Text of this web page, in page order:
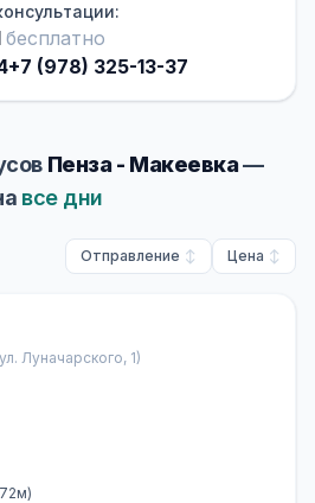
бесплатно
+7 (978) 325-13-37
Пенза - Макеевка—
все дни
Отправление Цена
Луначарского, 1)